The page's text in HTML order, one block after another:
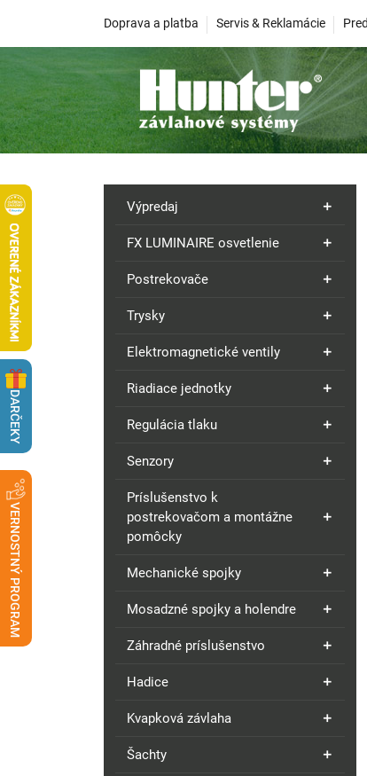
Doprava a platba Servis & Reklamácie
Výpredaj
FX LUMINAIRE osvetlenie
Postrekovače
Trysky
Elektromagnetické ventily
Riadiace jednotky
Regulácia tlaku
Senzory
Príslušenstvo k
postrekovačom a montážne
pomôcky
Mechanické spojky
Mosadzné spojky a holendre
Záhradné príslušenstvo
Hadice
Kvapková závlaha
Šachty
DARČEKY
VERNOSTNÝ PROGRAM